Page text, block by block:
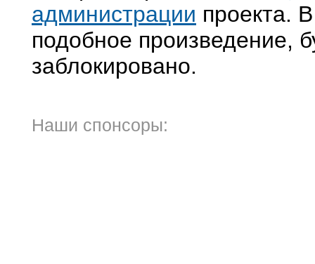
администрации проекта.
подобное произведение,
заблокировано.
Наши спонсоры: